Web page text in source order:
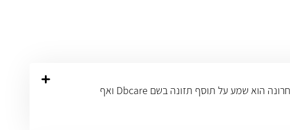
אבי בן 57 וחולה סוכרת מסוג 2 זה כמה שנים. הוא מטופל בתרופות, אך לא הגיע למצב שמצריך הזרקת אינסולין. לאחרונה הוא שמע על תוסף תזונה בשם Dbcare ואף